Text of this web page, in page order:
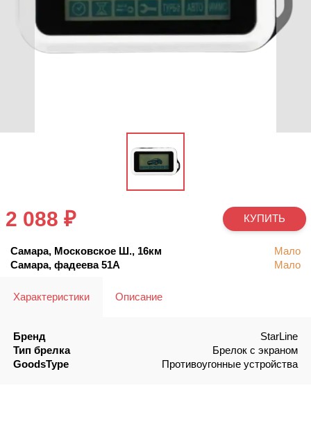
2 088 ₽ КУПИТЬ
Самара, Московское Ш., 16км
Мало
Самара, фадеева 51А
Мало
Характеристики Описание
Бренд
StarLine
Тип брелка
Брелок с экраном
GoodsType
Противоугонные устройства